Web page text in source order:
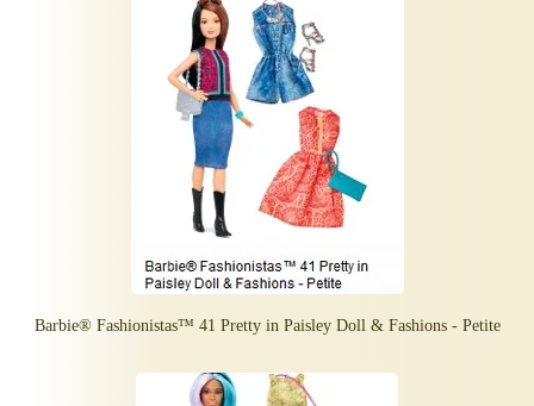
Barbie® Fashionistas™ 41 Pretty in Paisley Doll & Fashions - Petite